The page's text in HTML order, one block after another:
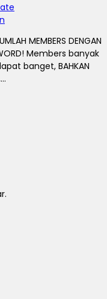
MEMBERS DENGAN
Members banyak
banget, BAHKAN